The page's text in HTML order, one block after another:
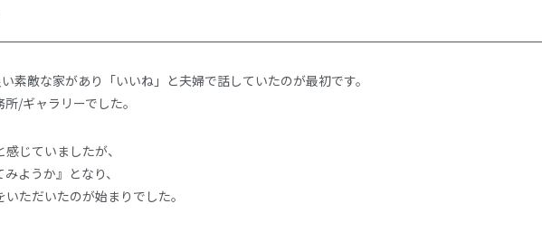
素敵な家があり「いいね」と夫婦で話していたのが最初です。
/ギャラリーでした。
じていましたが、
ようか』となり、
ただいたのが始まりでした。